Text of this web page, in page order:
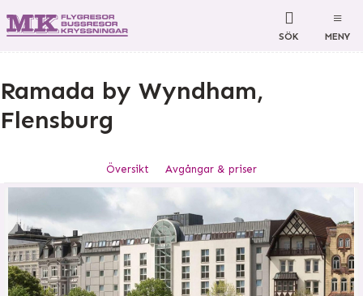
SÖK MENY
Ramada by Wyndham,
Flensburg
Översikt Avgångar & priser